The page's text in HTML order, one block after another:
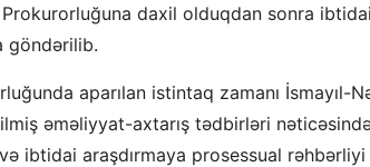
Prokurorluğuna daxil olduqdan sonra
göndərilib.
aparılan istintaq zamanı İsmayıl-
əməliyyat-axtarış tədbirləri
ibtidai araşdırmaya prosessual